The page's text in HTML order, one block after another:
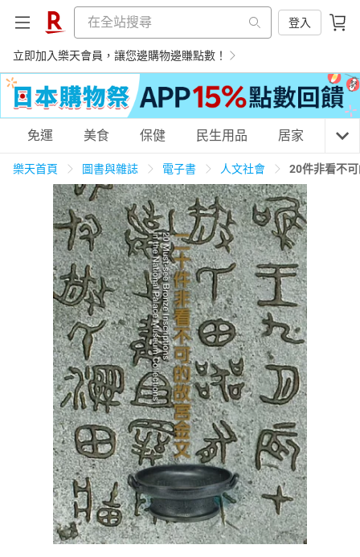
登入
立即加入樂天會員，讓您邊購物邊賺點數！
購物網分類
天天免運 美食蛋糕 養生保健 民生用品
居家生活 3C家電 運動休閒 親子玩具
女裝 男裝 化妝保養 情趣用品
日本購物 電子/紙本書
HOT
免運 美食 保健 民生用品 居家 3C
樂天首頁 圖書與雜誌 電子書 人文社會 20件非看不